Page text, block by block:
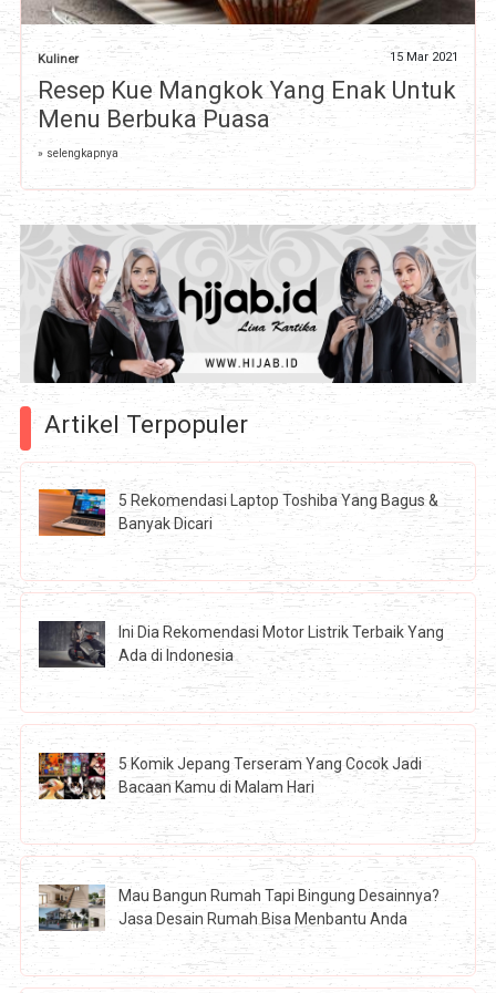
Kuliner 15 Mar 2021
Resep Kue Mangkok Yang Enak Untuk
Menu Berbuka Puasa
» selengkapnya
Artikel Terpopuler
5 Rekomendasi Laptop Toshiba Yang Bagus &
Banyak Dicari
Ini Dia Rekomendasi Motor Listrik Terbaik Yang
Ada di Indonesia
5 Komik Jepang Terseram Yang Cocok Jadi
Bacaan Kamu di Malam Hari
Mau Bangun Rumah Tapi Bingung Desainnya?
Jasa Desain Rumah Bisa Menbantu Anda